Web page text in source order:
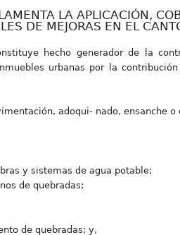
LA APLICACIÓN,
DE MEJORAS EN EL
hecho generador de la
urbanas por la
adoqui- nado, ensanche
y sistemas de agua potable;
de quebradas;
de quebradas; y,